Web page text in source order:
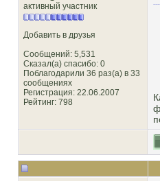
активный участник
Добавить в друзья
Сообщений: 5,531
Сказал(а) спасибо: 0
Поблагодарили 36 раз(а) в 33
сообщениях
Регистрация: 22.06.2007
Рейтинг: 798